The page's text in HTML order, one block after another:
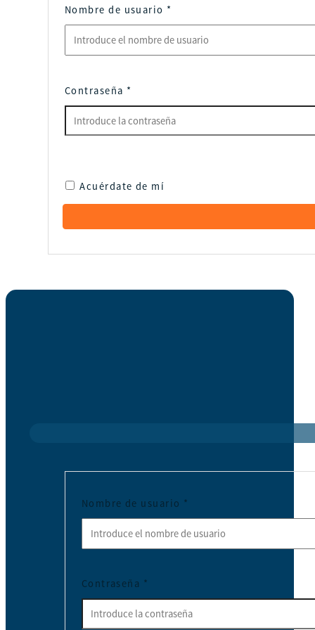
Nombre de usuario *
Contraseña *
Acuérdate de mí
Nombre de usuario *
Contraseña *